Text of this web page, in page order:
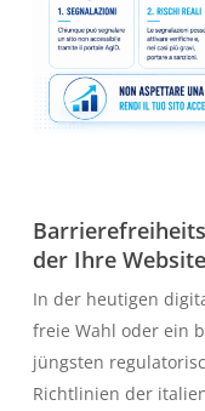
der Ihre
In der heutigen
freie Wahl oder ein
jüngsten
Richtlinien der